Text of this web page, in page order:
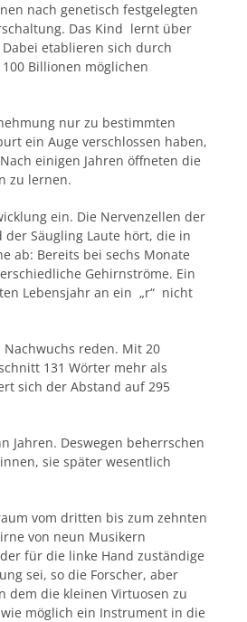
nach genetisch festgelegten
Das Kind lernt über
etablieren sich durch
Billionen möglichen
nur zu bestimmten
ein Auge verschlossen haben,
einigen Jahren öffneten die
zu lernen.
ein. Die Nervenzellen der
Säugling Laute hört, die in
ab: Bereits bei sechs Monate
Gehirnströme. Ein
Lebensjahr an ein „r“ nicht
reden. Mit 20
131 Wörter mehr als
sich der Abstand auf 295
Jahren. Deswegen beherrschen
sie später wesentlich
vom dritten bis zum zehnten
von neun Musikern
für die linke Hand zuständige
sei, so die Forscher, aber
dem die kleinen Virtuosen zu
möglich ein Instrument in die